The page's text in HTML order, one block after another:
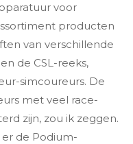
voor
producten
van verschillende
de CSL-reeks,
simcoureurs. De
met veel race-
zijn, zou ik zeggen.
de Podium-